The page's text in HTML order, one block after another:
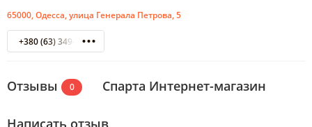
65000, Одесса, улица Генерала Петрова, 5
+380 (63) 349-94-90
Отзывы 0 Спарта Интернет-магазин